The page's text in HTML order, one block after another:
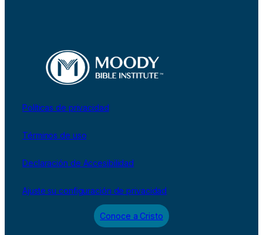
Políticas de privacidad
Términos de uso
Declaración de Accesibilidad
Ajuste su configuración de privacidad
Conoce a Cristo